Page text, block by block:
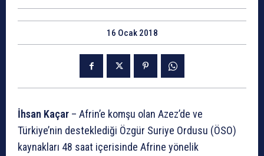
16 Ocak 2018
İhsan Kaçar – Afrin’e komşu olan Azez’de ve
Türkiye’nin desteklediği Özgür Suriye Ordusu (ÖSO)
kaynakları 48 saat içerisinde Afrine yönelik